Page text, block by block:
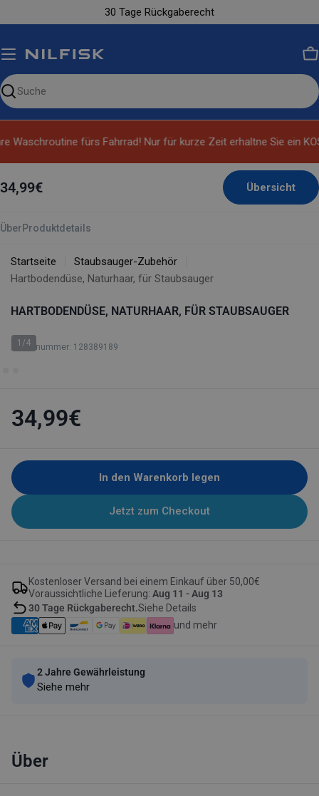
Inhalt
30 Tage Rückgaberecht
Unsere
Waschroutine fürs Fahrrad! Nur für kurze Zeit erhaltne Sie ein
34,99€ Übersicht
Über Produktdetails
Startseite
Staubsauger-Zubehör
Hartbodendüse, Naturhaar, für Staubsauger
HARTBODENDÜSE, NATURHAAR, FÜR STAUBSAUGER
Artikelnummer: 128389189
1/4
34,99€
In den Warenkorb legen
Jetzt zum Checkout
Kostenloser Versand bei einem Einkauf über 50,00€
Voraussichtliche Lieferung: Aug 11 - Aug 13
30 Tage Rückgaberecht.Siehe Details
und mehr
2 Jahre Gewährleistung
Siehe mehr
Über